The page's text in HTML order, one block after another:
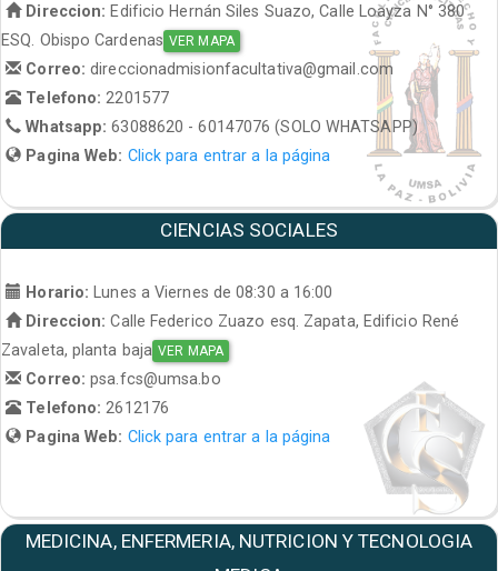
Direccion: Edificio Hernán Siles Suazo, Calle Loayza N° 380
ESQ. Obispo Cardenas VER MAPA
Correo:direccionadmisionfacultativa@gmail.com
Telefono: 2201577
Whatsapp:63088620 - 60147076 (SOLO WHATSAPP)
Pagina Web: Click para entrar a la página
CIENCIAS SOCIALES
Horario:
Lunes a Viernes de 08:30 a 16:00
Direccion: Calle Federico Zuazo esq. Zapata, Edificio René
Zavaleta, planta baja VER MAPA
Correo:psa.fcs@umsa.bo
Telefono: 2612176
Pagina Web: Click para entrar a la página
MEDICINA, ENFERMERIA, NUTRICION Y TECNOLOGIA